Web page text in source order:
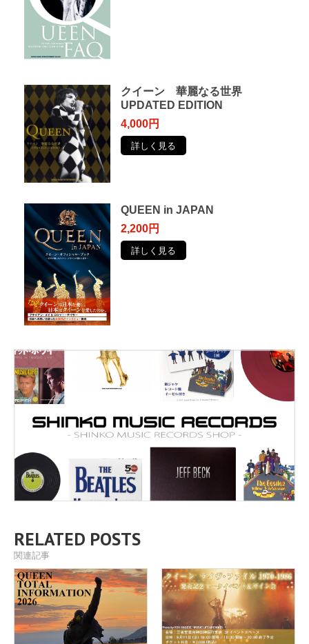
クイーン 華麗なる世界
UPDATED EDITION
4,000円
詳しく見る
QUEEN in JAPAN
2,200円
詳しく見る
RELATED POSTS
関連記事